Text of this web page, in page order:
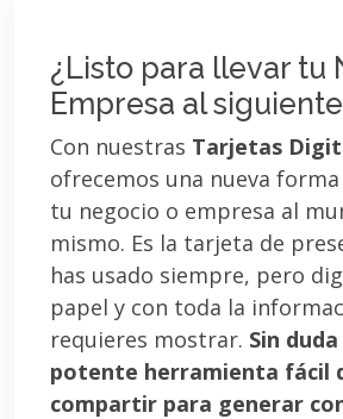
¿Listo para llevar tu
Empresa al
Con nuestras Tarjetas
ofrecemos una nueva
tu negocio o empresa al
mismo. Es la tarjeta de
has usado siempre, pero
papel y con toda la
requieres mostrar. Sin
potente herramienta fácil
compartir para generar